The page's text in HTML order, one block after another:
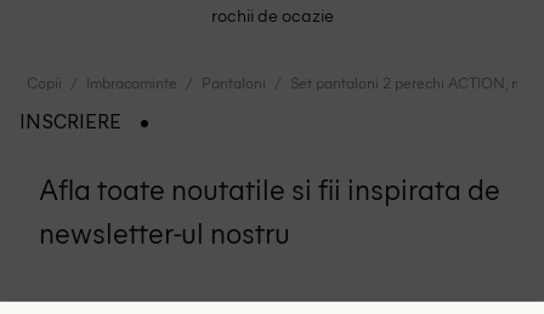
rochii de ocazie
Copii Imbracaminte Pantaloni Set pantaloni 2 perechi ACTION, mix
INSCRIERE
Afla toate noutatile si fii inspirata de
newsletter-ul nostru